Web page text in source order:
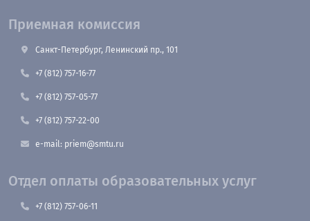
Приемная комиссия
Санкт-Петербург, Ленинский пр., 101
+7 (812) 757-16-77
+7 (812) 757-05-77
+7 (812) 757-22-00
e-mail: priem@smtu.ru
Отдел оплаты образовательных услуг
+7 (812) 757-06-11